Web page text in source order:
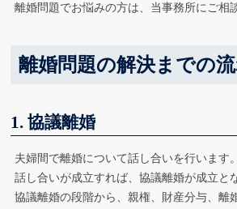
離婚問題でお悩みの方は、当事務所にご相
離婚問題の解決までの
1. 協議離婚
夫婦間で離婚について話し合いを行います。
話し合いが成立すれば、協議離婚が成立と
協議離婚の段階から、親権、財産分与、離